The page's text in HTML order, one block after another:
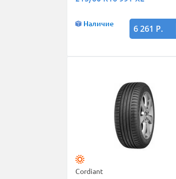
Наличие 6 261 Р.
Cordiant